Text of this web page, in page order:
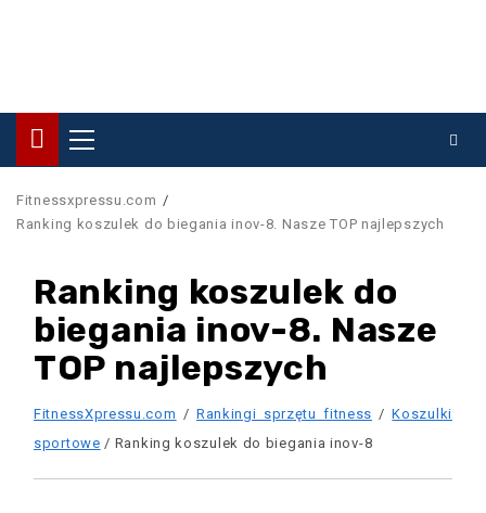
Primary
Menu
Fitnessxpressu.com
Ranking koszulek do biegania inov-8. Nasze TOP najlepszych
Ranking koszulek do
biegania inov-8. Nasze
TOP najlepszych
FitnessXpressu.com / Rankingi sprzętu fitness /Koszulki
sportowe / Ranking koszulek do biegania inov-8